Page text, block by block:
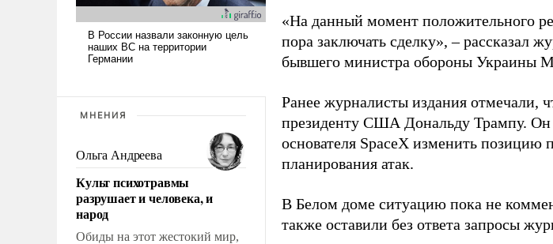
МНЕНИЯ
Ольга Андреева
Культ психотравмы
разрушает и человека, и
народ
Обиды на этот жестокий мир,
«На данный момент положительного
пора заключать сделку», – рассказал
бывшего министра обороны Украины
Ранее журналисты издания отмечали,
президенту США Дональду Трампу. Он
основателя SpaceX изменить позицию
планирования атак.
В Белом доме ситуацию пока не
также оставили без ответа запросы